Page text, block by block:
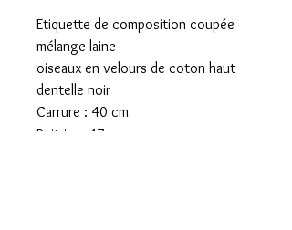
Etiquette de composition coupée
mélange laine
oiseaux en velours de coton haut
dentelle noir
Carrure : 40 cm
Poitrine :47 cm